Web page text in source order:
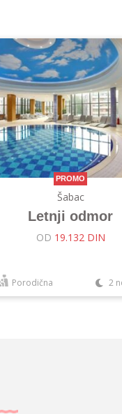
PROMO
Šabac
Letnji odmor
OD 19.132 DIN
Porodična 2